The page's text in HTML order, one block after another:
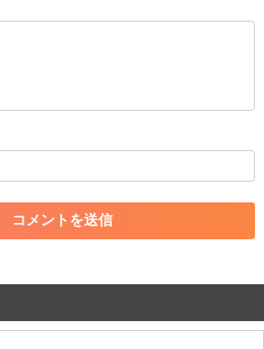
し、場合によってはコメント削除や書き込み制
を再び投稿すること
ど金銭が絡む内容の投稿
を含む内容の投稿
適切と判断した投稿
する
了承ください。
トは復元ができませんのでご注意くだ